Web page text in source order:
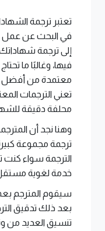
تعتبر ترجمة
في البحث عن عمل
إلى ترجمة
فيها، وغالبًا ما
معتمدة من أفضل
تعني الترجمات
محلفة دقيقة
وهنا نجد أن
ترجمة مجموعة
الترجمة سواء كنت
خدمة لغوية مستقل
سيقوم المترجم
بعد ذلك تدقيق
تنسيق العديد من